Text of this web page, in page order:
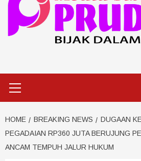
HOME BREAKING NEWS
DUGAAN
PEGADAIAN RP360 JUTA BERUJUNG
ANCAM TEMPUH JALUR HUKUM